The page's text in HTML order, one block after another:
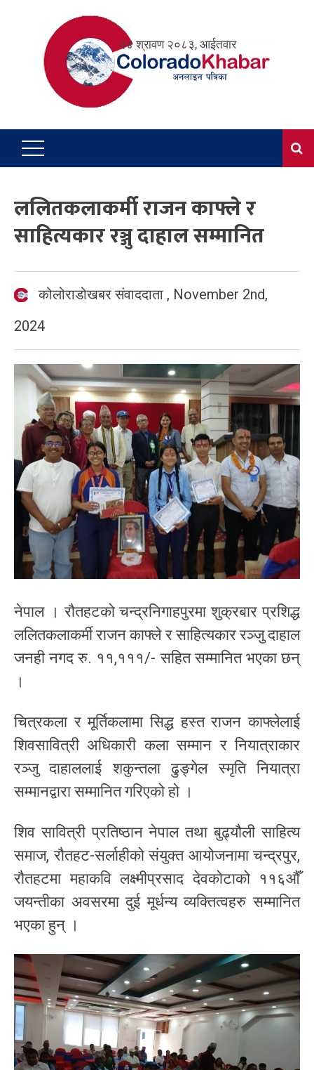
२४ श्रावण २०८३, आईतवार
ललितकलाकर्मी राजन काफ्ले र
साहित्यकार रञ्जु दाहाल सम्मानित
कोलोराडोखबर संवाददाता , November 2nd,
2024
नेपाल । रौतहटको चन्द्रनिगाहपुरमा शुक्रबार प्रशिद्ध
ललितकलाकर्मी राजन काफ्ले र साहित्यकार रञ्जु दाहाल
जनही नगद रु. ११,१११/- सहित सम्मानित भएका छन्
।
चित्रकला र मूर्तिकलामा सिद्ध हस्त राजन काफ्लेलाई
शिवसावित्री अधिकारी कला सम्मान र नियात्राकार
रञ्जु दाहाललाई शकुन्तला ढुङ्गेल स्मृति नियात्रा
सम्मानद्वारा सम्मानित गरिएको हो ।
शिव सावित्री प्रतिष्ठान नेपाल तथा बुढ्यौली साहित्य
समाज, रौतहट-सर्लाहीको संयुक्त आयोजनामा चन्द्रपुर,
रौतहटमा महाकवि लक्ष्मीप्रसाद देवकोटाको ११६औँ
जयन्तीका अवसरमा दुई मूर्धन्य व्यक्तित्वहरु सम्मानित
भएका हुन् ।